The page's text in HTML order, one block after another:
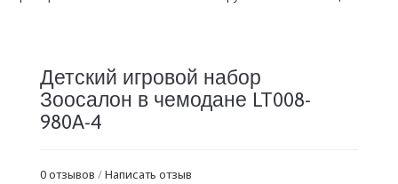
Детский игровой набор
Зоосалон в чемодане LT008-
980A-4
0 отзывов /Написать отзыв